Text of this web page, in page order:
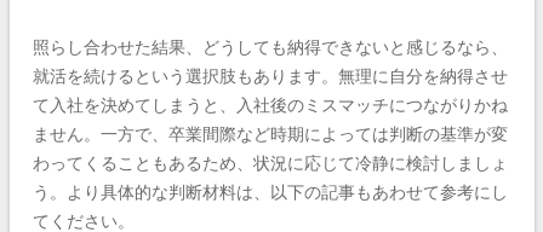
照らし合わせた結果、どうしても納得できないと感じるなら、
就活を続けるという選択肢もあります。無理に自分を納得させ
て入社を決めてしまうと、入社後のミスマッチにつながりかね
ません。一方で、卒業間際など時期によっては判断の基準が変
わってくることもあるため、状況に応じて冷静に検討しましょ
う。より具体的な判断材料は、以下の記事もあわせて参考にし
てください。